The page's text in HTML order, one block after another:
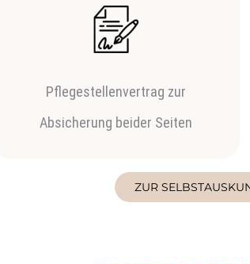
Pflegestellenvertrag zur
Absicherung beider Seiten
ZUR